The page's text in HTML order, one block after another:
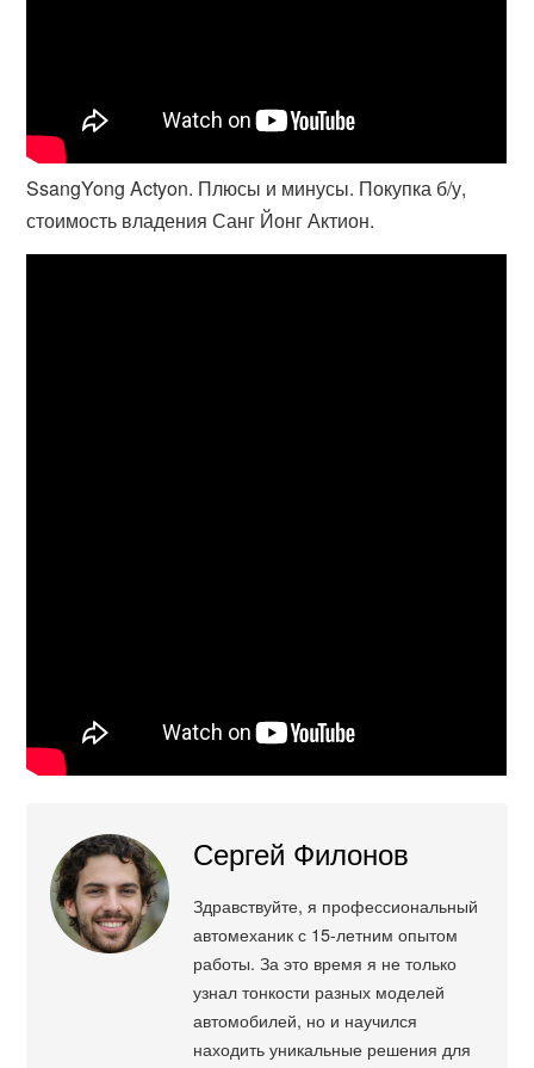
SsangYong Actyon. Плюсы и минусы. Покупка б/у,
стоимость владения Санг Йонг Актион.
Сергей Филонов
Здравствуйте, я профессиональный
автомеханик с 15-летним опытом
работы. За это время я не только
узнал тонкости разных моделей
автомобилей, но и научился
находить уникальные решения для